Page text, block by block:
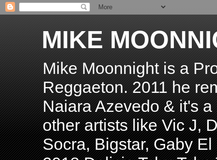
MIKE
Mike Moonnight is a
Reggaeton. 2011 he
Naiara Azevedo & it's
other artists like Vic J,
Socra, Bigstar, Gaby